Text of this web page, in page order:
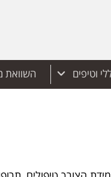
וטיפים השוואת